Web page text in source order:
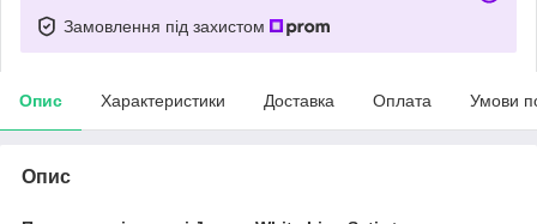
Замовлення під захистом
Опис Характеристики Доставка Оплата Умови
Опис